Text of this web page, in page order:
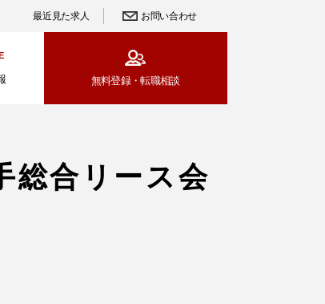
最近見た求人 お問い合わせ
無料登録・転職相談
総合リース会